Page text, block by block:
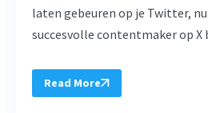
laten gebeuren op je Twitter,
succesvolle contentmaker op X
Read More